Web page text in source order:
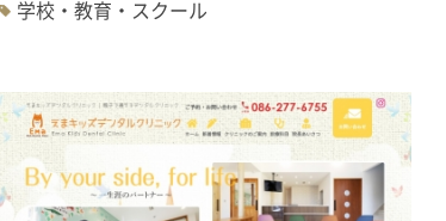
学校・教育・スクール